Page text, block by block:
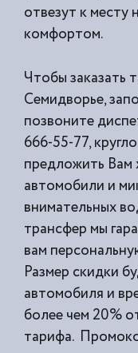
отвезут к месту
комфортом.
Чтобы заказать
Семидворье,
позвоните
666-55-77,
предложить
автомобили и
внимательных
трансфер мы
вам
Размер скидки
автомобиля и
более чем 20%
тарифа.